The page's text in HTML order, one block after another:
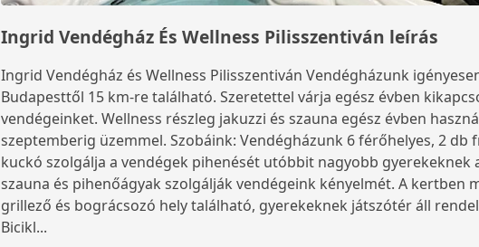
Ingrid Vendégház És Wellness Pilisszentiván leírás
Ingrid Vendégház és Wellness Pilisszentiván Vendégházunk
Budapesttől 15 km-re található. Szeretettel várja egész évben
vendégeinket. Wellness részleg jakuzzi és szauna egész évben
szeptemberig üzemmel. Szobáink: Vendégházunk 6 férőhelyes, 2 db
kuckó szolgálja a vendégek pihenését utóbbit nagyobb gyerekeknek
szauna és pihenőágyak szolgálják vendégeink kényelmét. A kertben
grillező és bográcsozó hely található, gyerekeknek játszótér áll
Bicikl...